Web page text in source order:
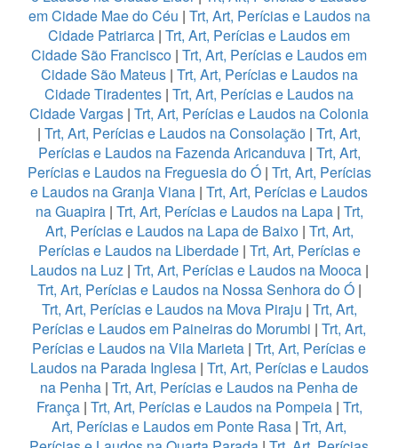
em Cidade Mae do Céu | Trt, Art, Perícias e Laudos na
Cidade Patriarca | Trt, Art, Perícias e Laudos em
Cidade São Francisco | Trt, Art, Perícias e Laudos em
Cidade São Mateus| Trt, Art, Perícias e Laudos na
Cidade Tiradentes | Trt, Art, Perícias e Laudos na
Cidade Vargas | Trt, Art, Perícias e Laudos na Colonia
| Trt, Art, Perícias e Laudos na Consolação | Trt, Art,
Perícias e Laudos na Fazenda Aricanduva| Trt, Art,
Perícias e Laudos na Freguesia do Ó| Trt, Art, Perícias
e Laudos na Granja Viana | Trt, Art, Perícias e Laudos
na Guapira| Trt, Art, Perícias e Laudos na Lapa| Trt,
Art, Perícias e Laudos na Lapa de Baixo | Trt, Art,
Perícias e Laudos na Liberdade | Trt, Art, Perícias e
Laudos na Luz| Trt, Art, Perícias e Laudos na Mooca|
Trt, Art, Perícias e Laudos na Nossa Senhora do Ó|
Trt, Art, Perícias e Laudos na Mova Piraju | Trt, Art,
Perícias e Laudos em Paineiras do Morumbi | Trt, Art,
Perícias e Laudos na Vila Marieta | Trt, Art, Perícias e
Laudos na Parada Inglesa | Trt, Art, Perícias e Laudos
na Penha | Trt, Art, Perícias e Laudos na Penha de
França | Trt, Art, Perícias e Laudos na Pompeia| Trt,
Art, Perícias e Laudos em Ponte Rasa | Trt, Art,